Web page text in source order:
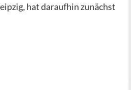
hat dar­auf­hin zunächst